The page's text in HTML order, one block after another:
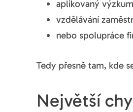
aplikovaný
vzdělávání
nebo spolupráce
Tedy přesně tam, kde
Největší